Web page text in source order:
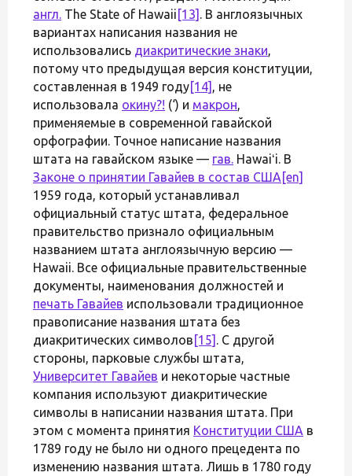
англ. The State of Hawaii [13] . В англоязычных
вариантах написания названия не
использовались диакритические знаки,
потому что предыдущая версия конституции,
составленная в 1949 году[14] , не
использовала окину?! (‘) и макрон,
применяемые в современной гавайской
орфографии. Точное написание названия
штата на гавайском языке — гав. Hawaiʻi. В
Законе о принятии Гавайев в состав США [en]
1959 года, который устанавливал
официальный статус штата, федеральное
правительство признало официальным
названием штата англоязычную версию —
Hawaii. Все официальные правительственные
документы, наименования должностей и
печать Гавайев использовали традиционное
правописание названия штата без
диакритических символов [15] . С другой
стороны, парковые службы штата,
Университет Гавайев и некоторые частные
компания используют диакритические
символы в написании названия штата. При
этом с момента принятия Конституции США в
1789 году не было ни одного прецедента по
изменению названия штата. Лишь в 1780 году